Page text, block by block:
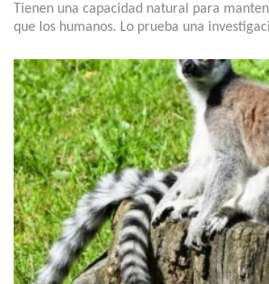
Tienen una capacidad natural para
que los humanos. Lo prueba una